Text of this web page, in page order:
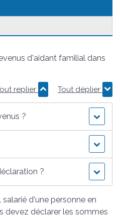
d'aidant familial dans
replier Tout déplier
?
?
d'une personne en
devez déclarer les sommes